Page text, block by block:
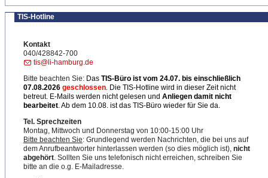
TIS-Hotline
Kontakt
040/428842-700
tis@li-hamburg.de
Bitte beachten Sie: Das TIS-Büro ist vom 24.07. bis einschließlich
07.08.2026 geschlossen. Die TIS-Hotline wird in dieser Zeit nicht
betreut. E-Mails werden nicht gelesen und Anliegen damit nicht
bearbeitet. Ab dem 10.08. ist das TIS-Büro wieder für Sie da.
Tel. Sprechzeiten
Montag, Mittwoch und Donnerstag von 10:00-15:00 Uhr
Bitte beachten Sie: Grundlegend werden Nachrichten, die bei uns auf
dem Anrufbeantworter hinterlassen werden (so dies möglich ist), nicht
abgehört. Sollten Sie uns telefonisch nicht erreichen, schreiben Sie
bitte an die o.g. E-Mailadresse.